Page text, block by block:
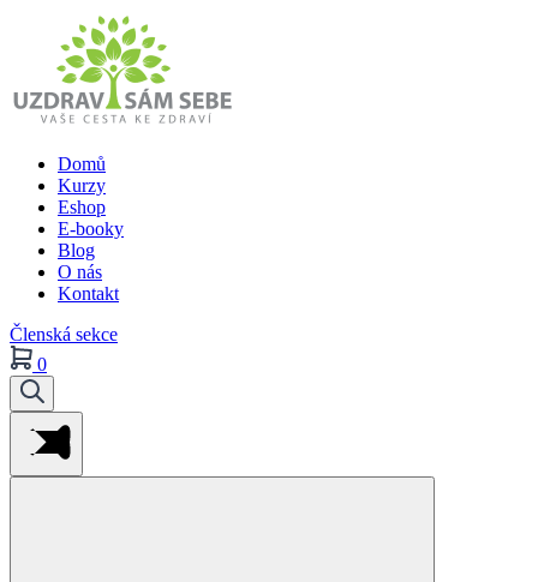
Domů
Kurzy
Eshop
E-booky
Blog
O nás
Kontakt
Členská sekce
0